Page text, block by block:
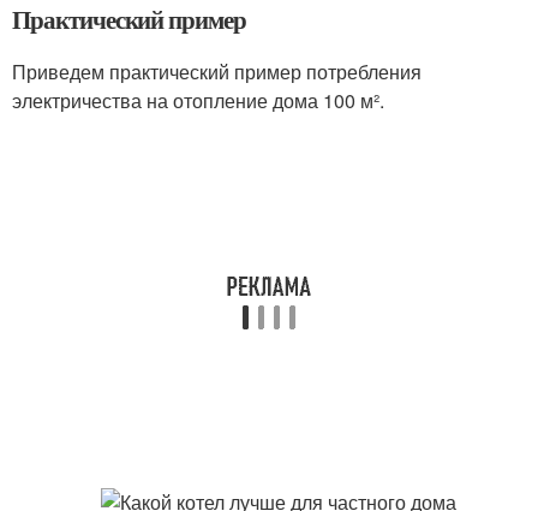
Практический пример
Приведем практический пример потребления
электричества на отопление дома 100 м².